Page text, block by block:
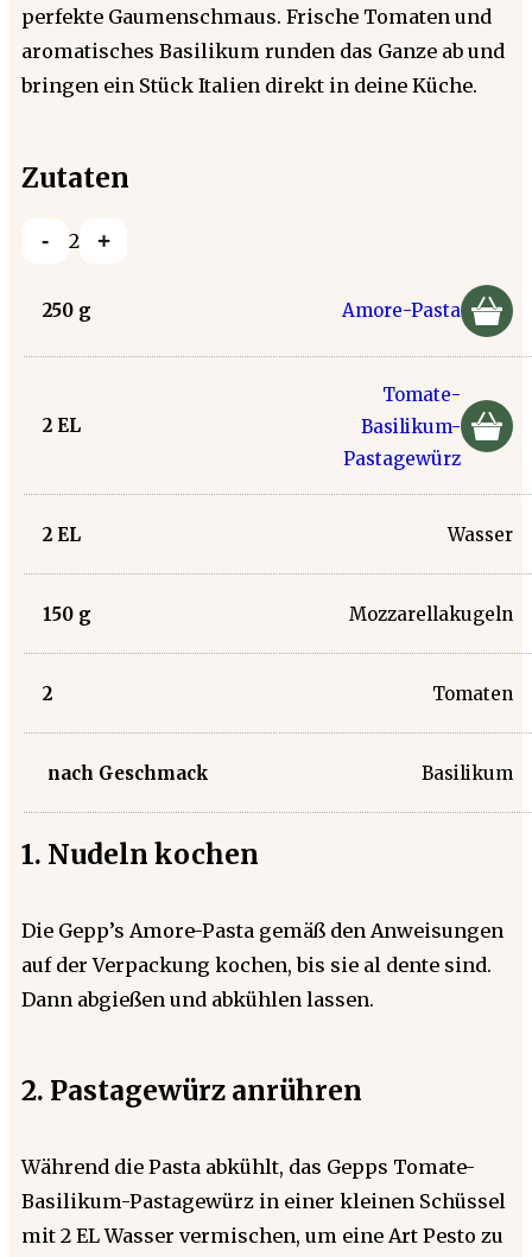
perfekte Gaumenschmaus. Frische Tomaten und
aromatisches Basilikum runden das Ganze ab und
bringen ein Stück Italien direkt in deine Küche.
Zutaten
- 2 +
250 g Amore-Pasta
2 EL
Tomate-
Basilikum-
Pastagewürz
2 EL Wasser
150 g Mozzarellakugeln
2 Tomaten
nach Geschmack Basilikum
1. Nudeln kochen
Die Gepp’s Amore-Pasta gemäß den Anweisungen
auf der Verpackung kochen, bis sie al dente sind.
Dann abgießen und abkühlen lassen.
2. Pastagewürz anrühren
Während die Pasta abkühlt, das Gepps Tomate-
Basilikum-Pastagewürz in einer kleinen Schüssel
mit 2 EL Wasser vermischen, um eine Art Pesto zu